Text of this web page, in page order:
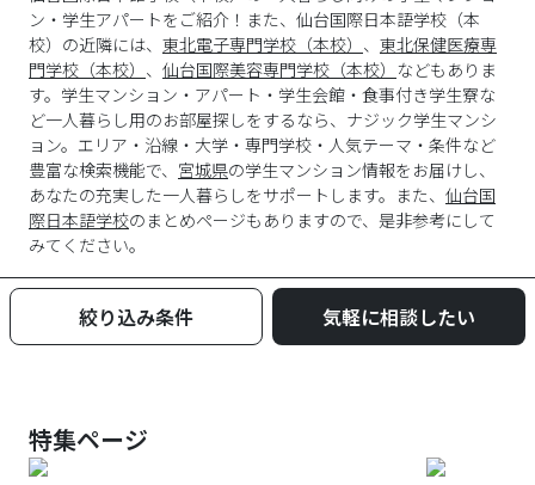
ン・学生アパートをご紹介！また、仙台国際日本語学校（本
校）の近隣には、 東北電子専門学校（本校） 、 東北保健医療専
門学校（本校） 、 仙台国際美容専門学校（本校） などもありま
す。学生マンション・アパート・学生会館・食事付き学生寮な
ど一人暮らし用のお部屋探しをするなら、ナジック学生マンシ
ョン。エリア・沿線・大学・専門学校・人気テーマ・条件など
豊富な検索機能で、 宮城県の学生マンション情報をお届けし、
あなたの充実した一人暮らしをサポートします。また、 仙台国
際日本語学校のまとめページもありますので、是非参考にして
みてください。
絞り込み条件 気軽に相談したい
特集ページ